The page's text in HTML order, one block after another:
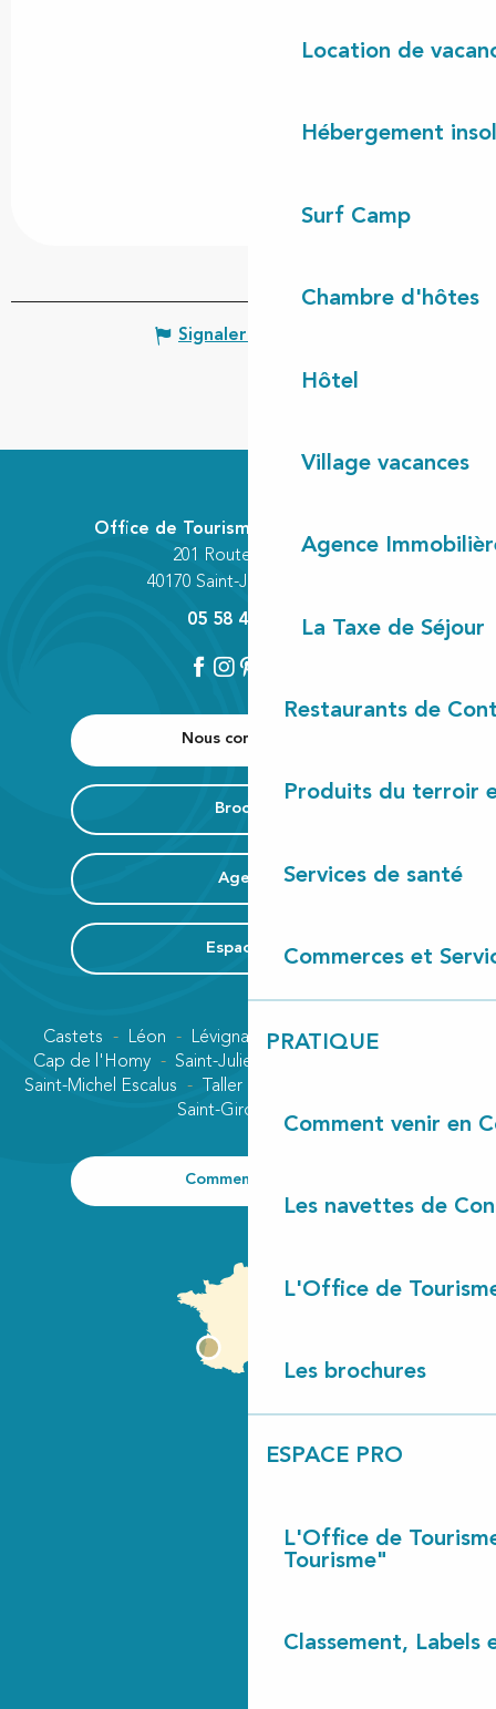
Location de
Hébergement
Surf Camp
Chambre d'hôtes
Hôtel
Village vacances
Agence
La Taxe de Séjour
Restaurants de
Produits du terroir
Services de santé
Commerces et
PRATIQUE
Comment venir en
Les navettes de
L'Office de
Les brochures
ESPACE PRO
L'Office de
Tourisme"
Classement, Labels
Signaler une erreur
Nous contacter
Brochure
Agenda
Espace Pro
Office de Tourisme Communautaire
201 Route des Lacs
40170 Saint-Julien-en-Born
05 58 42 89 80
Castets Léon Lévignacq Linxe
Lit-et-Mixe
Cap de l'Homy
Saint-Julien-en-Born
Saint-Michel Escalus
Taller
Saint-Girons plage
Comment venir ?